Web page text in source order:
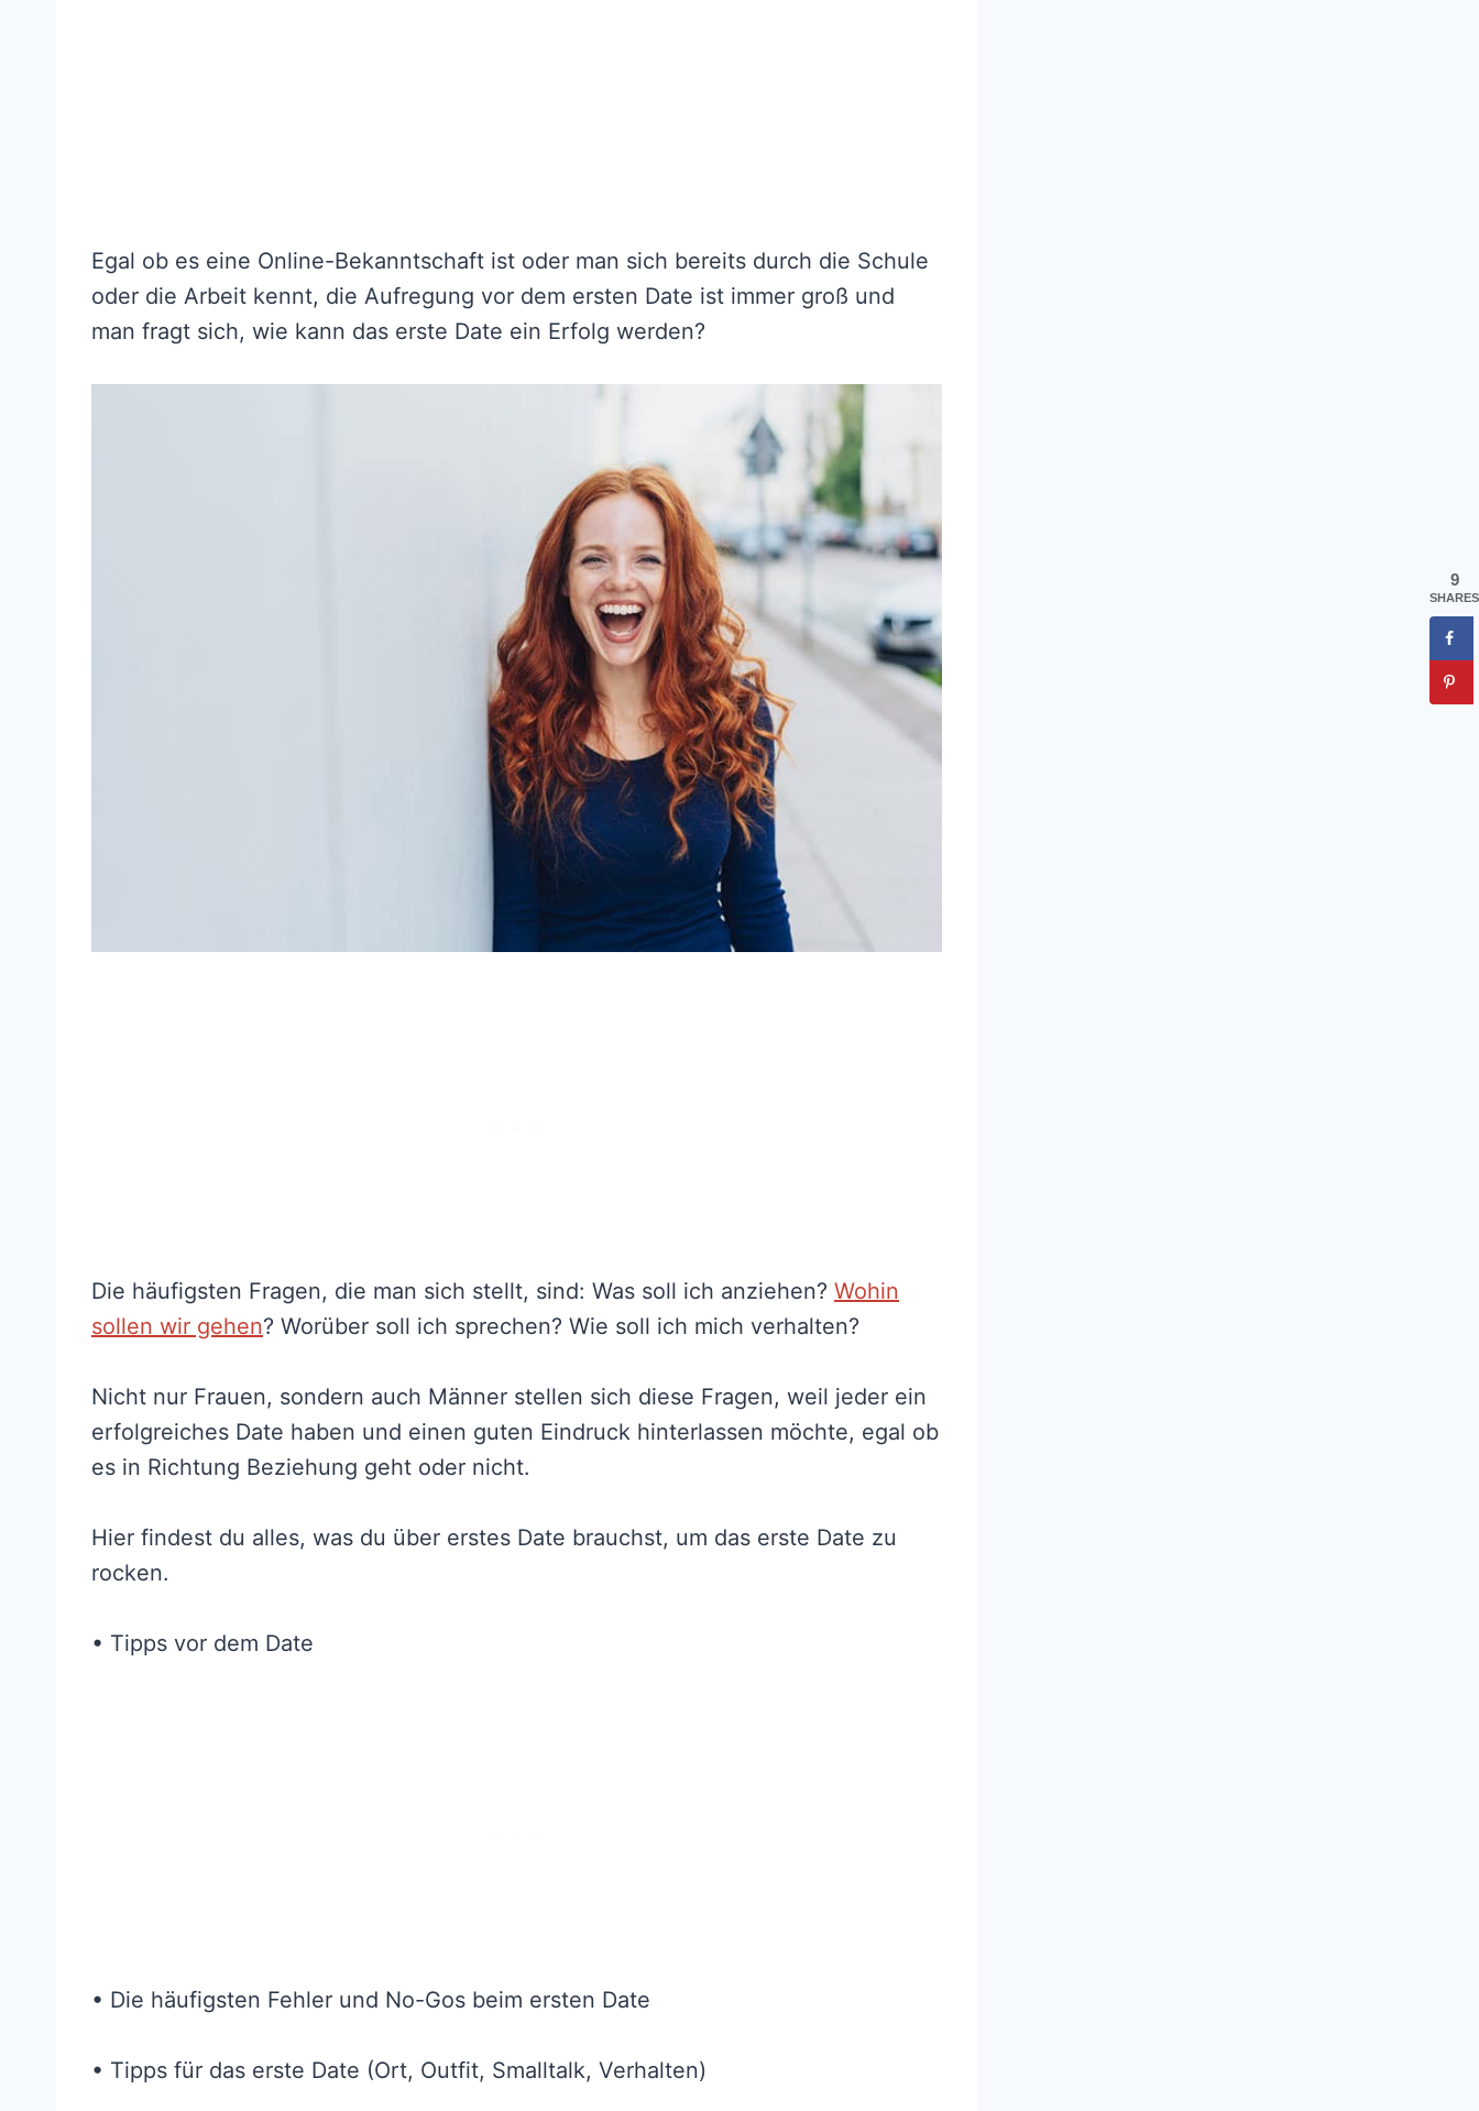
Egal ob es eine Online-Bekanntschaft ist oder man sich bereits durch die Schule
oder die Arbeit kennt, die Aufregung vor dem ersten Date ist immer groß und
man fragt sich, wie kann das erste Date ein Erfolg werden?
Die häufigsten Fragen, die man sich stellt, sind: Was soll ich anziehen? Wohin
sollen wir gehen? Worüber soll ich sprechen? Wie soll ich mich verhalten?
Nicht nur Frauen, sondern auch Männer stellen sich diese Fragen, weil jeder ein
erfolgreiches Date haben und einen guten Eindruck hinterlassen möchte, egal ob
es in Richtung Beziehung geht oder nicht.
Hier findest du alles, was du über erstes Date brauchst, um das erste Date zu
rocken.
• Tipps vor dem Date
• Die häufigsten Fehler und No-Gos beim ersten Date
• Tipps für das erste Date (Ort, Outfit, Smalltalk, Verhalten)
9
SHARES